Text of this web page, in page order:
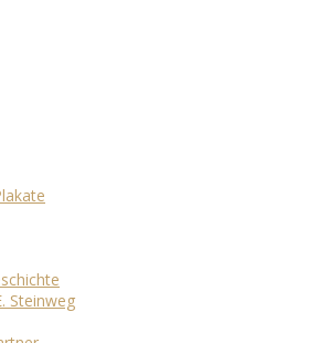
Steinweg